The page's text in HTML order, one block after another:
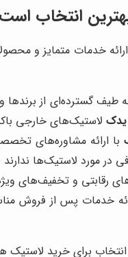
انتخاب
ارائه خدمات متمایز و
طیف گسترده‌ای از
لاستیک‌های خارجی
با ارائه مشاوره‌های
در مورد لاستیک‌ها
رقابتی و تخفیف‌های
خدمات پس از فروش
برای خرید لاستیک